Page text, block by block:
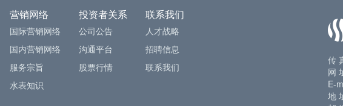
营销网络
国际营销网络
国内营销网络
服务宗旨
水表知识
投资者关系
公司公告
沟通平台
股票行情
联系我们
人才战略
招聘信息
联系我们
传
网
E-
地